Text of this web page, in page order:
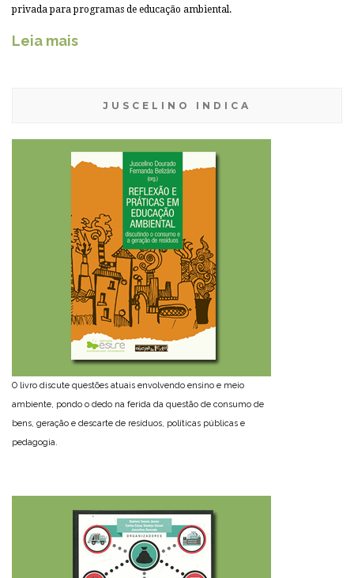
privada para programas de educação ambiental.
Leia mais
JUSCELINO INDICA
O livro discute questões atuais envolvendo ensino e meio
ambiente, pondo o dedo na ferida da questão de consumo de
bens, geração e descarte de resíduos, políticas públicas e
pedagogia.